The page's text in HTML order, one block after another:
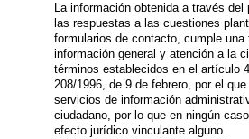
La información obtenida a través
las respuestas a las cuestiones
formularios de contacto, cumple una
información general y atención a la
términos establecidos en el artículo
208/1996, de 9 de febrero, por el
servicios de información
ciudadano, por lo que en ningún
efecto jurídico vinculante alguno.